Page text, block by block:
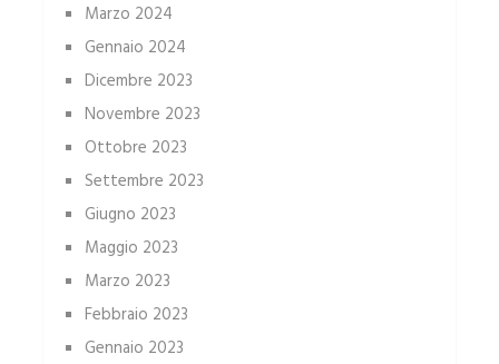
Marzo 2024
Gennaio 2024
Dicembre 2023
Novembre 2023
Ottobre 2023
Settembre 2023
Giugno 2023
Maggio 2023
Marzo 2023
Febbraio 2023
Gennaio 2023